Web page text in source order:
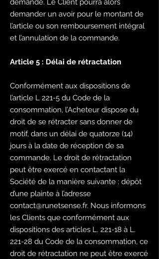
demande. Le Client pourra alors
demander un avoir pour le montant de
l’article ou son remboursement intégral
et l’annulation de la commande.
Article 5 : Délai de rétractation
Conformément aux dispositions de
l’article L 221-5 du Code de la
consommation, l’Acheteur dispose du
droit de se rétracter sans donner de
motif, dans un délai de quatorze (14)
jours à la date de réception de sa
commande. Le droit de rétractation
peut être exercé en contactant la
Société de la manière suivante : dépôt
d’une plainte à l’adresse
contact@runetsense.fr. Nous informons
les Clients que conformément aux
dispositions des articles L. 221-18 à L.
221-28 du Code de la consommation, ce
droit de rétractation ne peut être exercé